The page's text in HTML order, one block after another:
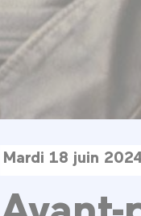
Mardi 18 juin